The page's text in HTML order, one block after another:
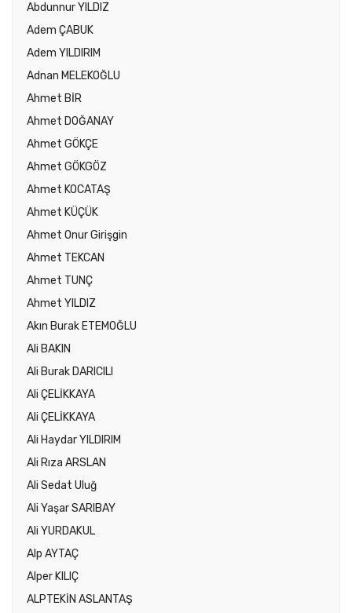
Abdunnur YILDIZ
Adem ÇABUK
Adem YILDIRIM
Adnan MELEKOĞLU
Ahmet BİR
Ahmet DOĞANAY
Ahmet GÖKÇE
Ahmet GÖKGÖZ
Ahmet KOCATAŞ
Ahmet KÜÇÜK
Ahmet Onur Girişgin
Ahmet TEKCAN
Ahmet TUNÇ
Ahmet YILDIZ
Akın Burak ETEMOĞLU
Ali BAKIN
Ali Burak DARICILI
Ali ÇELİKKAYA
Ali ÇELİKKAYA
Ali Haydar YILDIRIM
Ali Rıza ARSLAN
Ali Sedat Uluğ
Ali Yaşar SARIBAY
Ali YURDAKUL
Alp AYTAÇ
Alper KILIÇ
ALPTEKİN ASLANTAŞ